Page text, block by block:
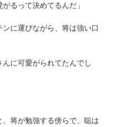
るって決めてるんだ」
に運びながら、将は強い口
んに可愛がられてたんでし
将が勉強する傍らで、聡は